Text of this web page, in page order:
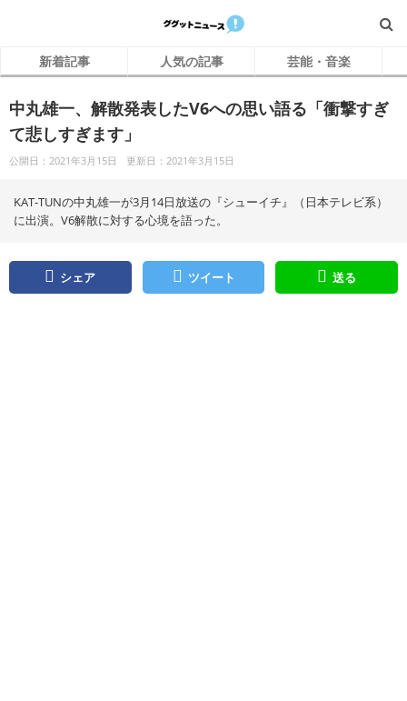
新着記事 人気の記事 芸能・音楽
中丸雄一、解散発表したV6への思い語る「衝撃すぎ
て悲しすぎます」
公開日：2021年3月15日 更新日：2021年3月15日
KAT-TUNの中丸雄一が3月14日放送の『シューイチ』（日本テレビ系）
に出演。V6解散に対する心境を語った。
シェア ツイート 送る